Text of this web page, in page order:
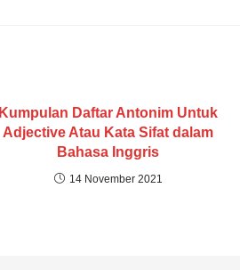
Kumpulan Daftar Antonim Untuk
Adjective Atau Kata Sifat dalam
Bahasa Inggris
14 November 2021